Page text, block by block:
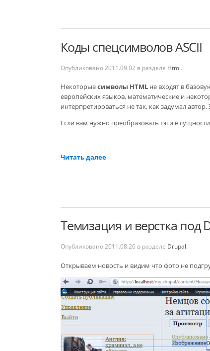
Коды спецсимволов ASCII
Опубликовано 2011.09.02 в разделе Html.
Некоторыесимволы HTML не входят в
европейских языков, математические и
интерпретироваться не так, как задумал
Если вам нужно преобразовать тэги в
Читать далее
Темизация и верстка под
Опубликовано 2011.08.26 в разделе Drupal.
Открываем новость и видим что фото не